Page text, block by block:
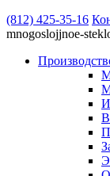
(812) 425-35-16
mnogoslojjnoe-